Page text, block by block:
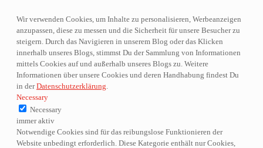
Wir verwenden Cookies, um Inhalte zu personalisieren, Werbeanzeigen
anzupassen, diese zu messen und die Sicherheit für unsere Besucher zu
steigern. Durch das Navigieren in unserem Blog oder das Klicken
innerhalb unseres Blogs, stimmst Du der Sammlung von Informationen
mittels Cookies auf und außerhalb unseres Blogs zu. Weitere
Informationen über unsere Cookies und deren Handhabung findest Du
in derDatenschutzerklärung
Necessary
Necessary
immer aktiv
Notwendige Cookies sind für das reibungslose Funktionieren der
Website unbedingt erforderlich. Diese Kategorie enthält nur Cookies,